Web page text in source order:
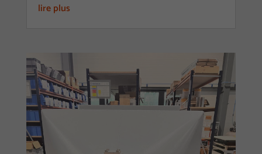
lire plus
fonctionner de
manière
optimale. Les
cookies
regroupent les